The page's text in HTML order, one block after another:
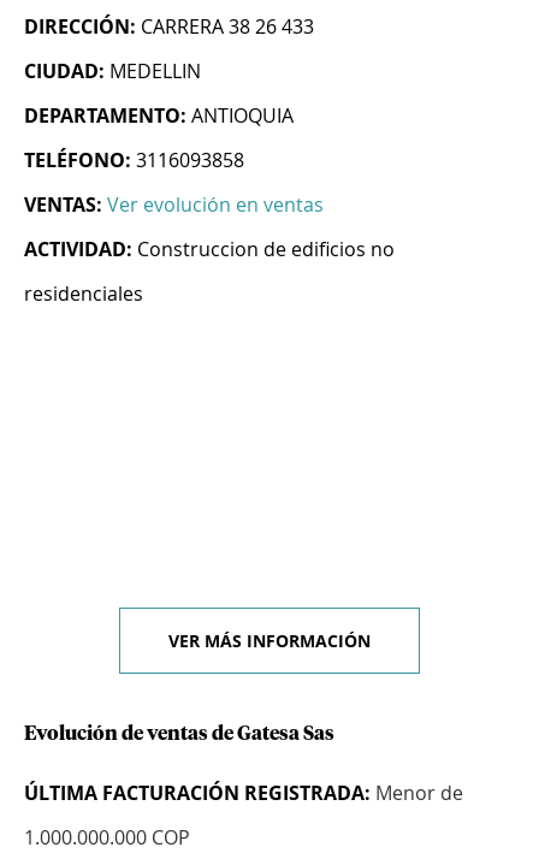
DIRECCIÓN: CARRERA 38 26 433
CIUDAD: MEDELLIN
DEPARTAMENTO: ANTIOQUIA
TELÉFONO: 3116093858
VENTAS: Ver evolución en ventas
ACTIVIDAD: Construccion de edificios no
residenciales
VER MÁS INFORMACIÓN
Evolución de ventas de Gatesa Sas
ÚLTIMA FACTURACIÓN REGISTRADA: Menor de
1.000.000.000 COP